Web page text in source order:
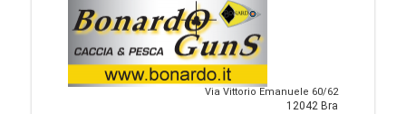
Via Vittorio Emanuele 60/62
12042 Bra